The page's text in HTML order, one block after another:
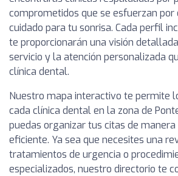
comprometidos que se esfuerzan
cuidado para tu sonrisa. Cada perfil
te proporcionarán una visión
servicio y la atención personalizada
clínica dental.
Nuestro mapa interactivo te permite
cada clínica dental en la zona de
puedas organizar tus citas de
eficiente. Ya sea que necesites una
tratamientos de urgencia o
especializados, nuestro directorio te